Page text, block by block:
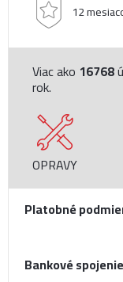
12
Viac ako 16768
rok.
OPRAVY
Platobné
Bankové spojenie